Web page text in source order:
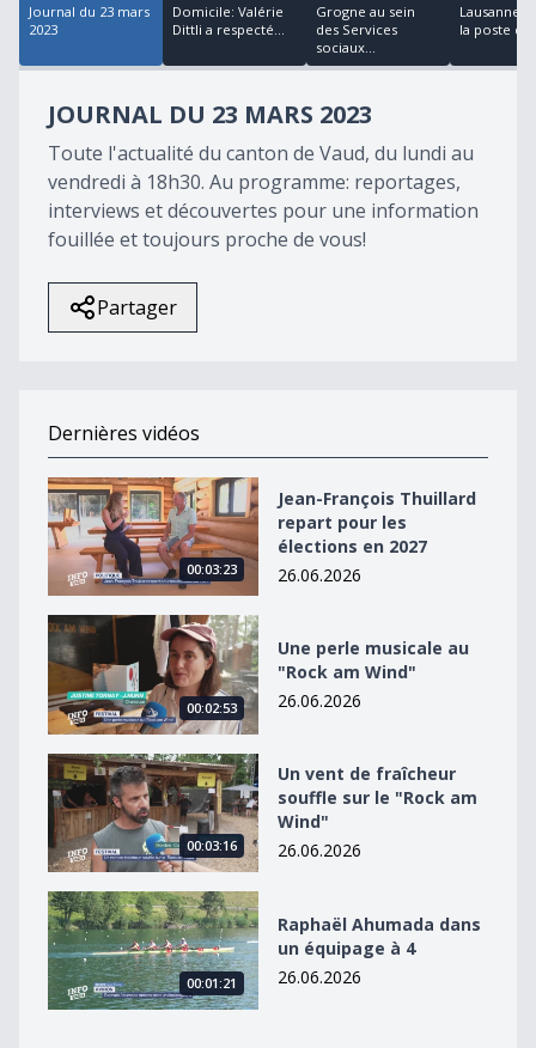
Journal du 23 mars
2023
Domicile: Valérie
Dittli a respecté...
Grogne au sein
des Services
sociaux...
Lausanne:
la poste de
JOURNAL DU 23 MARS 2023
Toute l'actualité du canton de Vaud, du lundi au
vendredi à 18h30. Au programme: reportages,
interviews et découvertes pour une information
fouillée et toujours proche de vous!
Partager
Dernières vidéos
Jean-François Thuillard repart pour les élections en
00:03:23
Jean-François Thuillard
repart pour les
élections en 2027
26.06.2026
Une perle musicale au &quot;Rock am Wind&quot;
00:02:53
Une perle musicale au
"Rock am Wind"
26.06.2026
Un vent de fraîcheur souffle sur le &quot;Rock am
00:03:16
Un vent de fraîcheur
souffle sur le "Rock am
Wind"
26.06.2026
Raphaël Ahumada dans un équipage à 4
00:01:21
Raphaël Ahumada dans
un équipage à 4
26.06.2026